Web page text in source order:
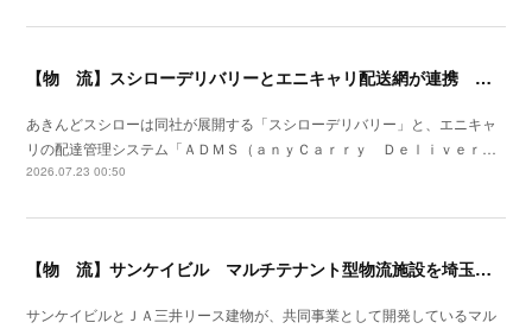
【物 流】スシローデリバリーとエニキャリ配送網が連携 ２０２６年７月全国展開開始
あきんどスシローは同社が展開する「スシローデリバリー」と、エニキャ
リの配達管理システム「ＡＤＭＳ（ａｎｙＣａｒｒｙ Ｄｅｌｉｖｅｒ…
2026.07.23 00:50
【物 流】サンケイビル マルチテナント型物流施設を埼玉県川口市で着工
サンケイビルとＪＡ三井リース建物が、共同事業として開発しているマル